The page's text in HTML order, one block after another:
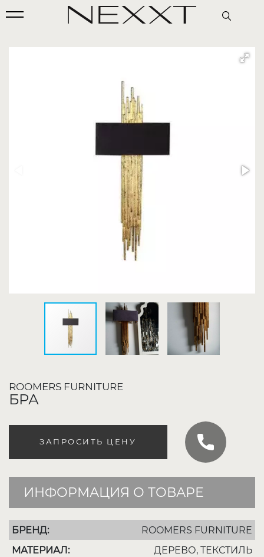
ROOMERS FURNITURE
БРА
ЗАПРОСИТЬ ЦЕНУ
ИНФОРМАЦИЯ О ТОВАРЕ
БРЕНД:
ROOMERS FURNITURE
МАТЕРИАЛ:
ДЕРЕВО, ТЕКСТИЛЬ